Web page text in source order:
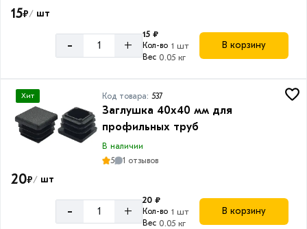
15₽/ шт
- +
15 ₽
Кол-во 1 шт
Вес 0.05 кг
В корзину
Хит Код товара: 537
Заглушка 40х40 мм для
профильных труб
В наличии
5
1 отзывов
20₽/ шт
- +
20 ₽
Кол-во 1 шт
Вес 0.05 кг
В корзину